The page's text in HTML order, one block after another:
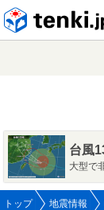
台風
大型で
トップ 地震情報